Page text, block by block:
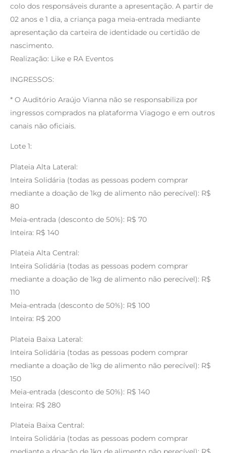
colo dos responsáveis durante a apresentação. A partir de
02 anos e 1 dia, a criança paga meia-entrada mediante
apresentação da carteira de identidade ou certidão de
nascimento.
Realização: Like e RA Eventos
INGRESSOS:
* O Auditório Araújo Vianna não se responsabiliza por
ingressos comprados na plataforma Viagogo e em outros
canais não oficiais.
Lote 1:
Plateia Alta Lateral:
Inteira Solidária (todas as pessoas podem comprar
mediante a doação de 1kg de alimento não perecível): R$
80
Meia-entrada (desconto de 50%): R$ 70
Inteira: R$ 140
Plateia Alta Central:
Inteira Solidária (todas as pessoas podem comprar
mediante a doação de 1kg de alimento não perecível): R$
110
Meia-entrada (desconto de 50%): R$ 100
Inteira: R$ 200
Plateia Baixa Lateral:
Inteira Solidária (todas as pessoas podem comprar
mediante a doação de 1kg de alimento não perecível): R$
150
Meia-entrada (desconto de 50%): R$ 140
Inteira: R$ 280
Plateia Baixa Central:
Inteira Solidária (todas as pessoas podem comprar